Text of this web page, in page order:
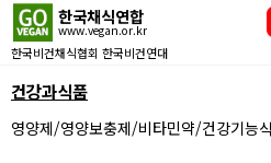
한국채식연합
www.vegan.or.kr
한국비건채식협회 한국비건연대
건강과식품
영양제/영양보충제/비타민약/건강기능